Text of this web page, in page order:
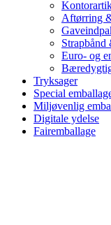
Aftørring
Euro- og
Tryksager
Special
Miljøvenlig
Digitale ydelse
Fairemballage